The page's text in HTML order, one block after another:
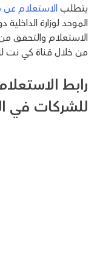
يتطلبالاستعلام عن
الموحد لوزارة الداخلية
الاستعلام والتحقق
من خلال قناة كي نت
رابط
للشركات في